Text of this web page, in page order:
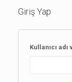
Giriş Yap
Kullanıcı